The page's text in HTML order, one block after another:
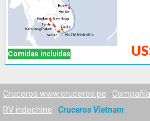
Comidas incluidas
Cruceros www.cruceros.pe
RV indochine
Cruceros Vietnam